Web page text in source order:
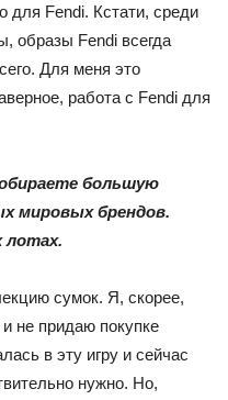
для Fendi. Кстати, среди
образы Fendi всегда
Для меня это
работа с Fendi для
большую
мировых брендов.
лотах.
сумок. Я, скорее,
не придаю покупке
в эту игру и сейчас
нужно. Но,